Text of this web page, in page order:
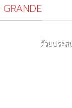
ด้วยประ